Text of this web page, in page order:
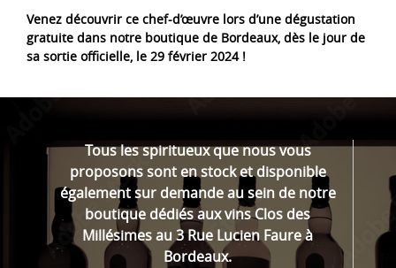
Venez découvrir ce chef-d’œuvre lors d’une dégustation
gratuite dans notre boutique de Bordeaux, dès le jour de
sa sortie officielle, le 29 février 2024 !
Tous les spiritueux que nous vous
proposons sont en stock et disponible
également sur demande au sein de notre
boutique dédiés aux vins Clos des
Millésimes au 3 Rue Lucien Faure à
Bordeaux.